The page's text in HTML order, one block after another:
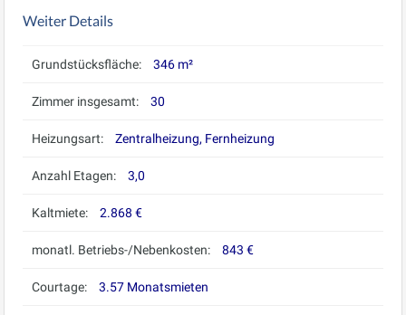
Weiter Details
Grundstücksfläche: 346 m²
Zimmer insgesamt: 30
Heizungsart: Zentralheizung, Fernheizung
Anzahl Etagen: 3,0
Kaltmiete: 2.868 €
monatl. Betriebs-/Nebenkosten: 843 €
Courtage: 3.57 Monatsmieten